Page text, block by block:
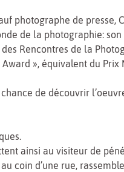
photographe de presse,
de la photographie:
Rencontres de la
», équivalent du Prix
de découvrir
ainsi au visiteur de
coin d’une rue,